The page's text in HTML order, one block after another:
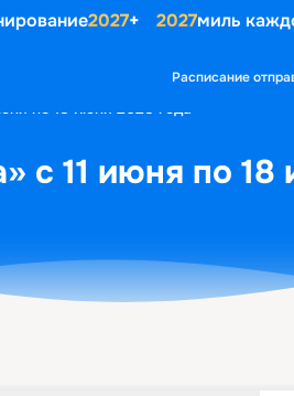
2027+ 2027миль
Расписание
по 18 июня 2028 года
с 11 июня по